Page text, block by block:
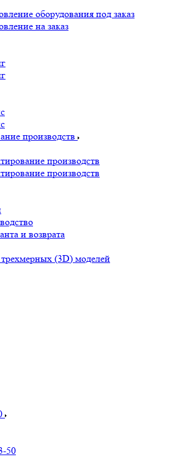
оборудования под заказ
на заказ
производств
производств
производств
и возврата
(3D) моделей
50